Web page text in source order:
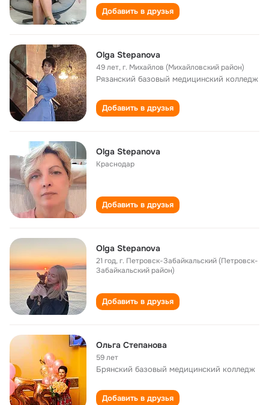
Добавить в друзья
Olga Stepanova
49 лет,г. Михайлов (Михайловский район)
Рязанский базовый медицинский колледж
Добавить в друзья
Olga Stepanova
Краснодар
Добавить в друзья
Olga Stepanova
21 год,г. Петровск-Забайкальский (Петровск-
Забайкальский район)
Добавить в друзья
Ольга Степанова
59 лет
Брянский базовый медицинский колледж
Добавить в друзья